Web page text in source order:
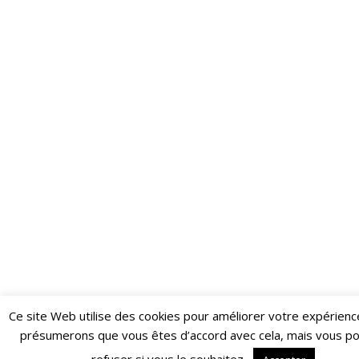
Restez informé·e des dernières actualités du Poing !
Ce site Web utilise des cookies pour améliorer votre
présumerons que vous êtes d’accord avec cela, mais vous